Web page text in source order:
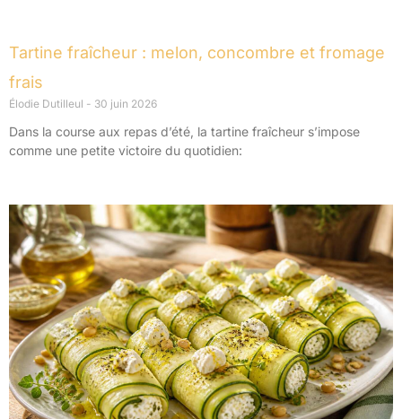
Tartine fraîcheur : melon, concombre et fromage
frais
Élodie Dutilleul 30 juin 2026
Dans la course aux repas d’été, la tartine fraîcheur s’impose
comme une petite victoire du quotidien: